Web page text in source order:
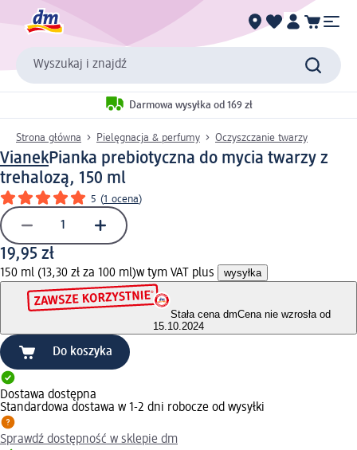
Wyszukaj i znajdź
Darmowa wysyłka od 169 zł
Strona główna Pielęgnacja & perfumy Oczyszczanie twarzy
VianekPianka prebiotyczna do mycia twarzy z
trehalozą, 150 ml
5 (1 ocena)
19,95 zł
150 ml (13,30 zł za 100 ml)w tym VAT plus wysyłka
Stała cena dmCena nie wzrosła od
15.10.2024
Do koszyka
Dostawa dostępna
Standardowa dostawa w 1-2 dni robocze od wysyłki
Sprawdź dostępność w sklepie dm